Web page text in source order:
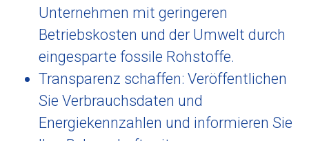
Unternehmen mit geringeren
Betriebskosten und der Umwelt durch
eingesparte fossile Rohstoffe.
Transparenz schaffen: Veröffentlichen
Sie Verbrauchsdaten und
Energiekennzahlen und informieren Sie